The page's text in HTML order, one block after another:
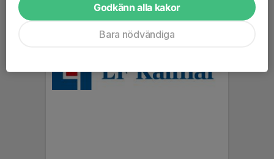
Godkänn alla kakor
Bara nödvändiga